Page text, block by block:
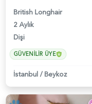
British Longhair
2 Aylık
Dişi
GÜVENILIR ÜYE
İstanbul /Beykoz